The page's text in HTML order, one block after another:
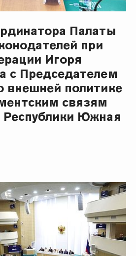
Палаты
при
Игоря
с Председателем
внешней политике
связям
Южная